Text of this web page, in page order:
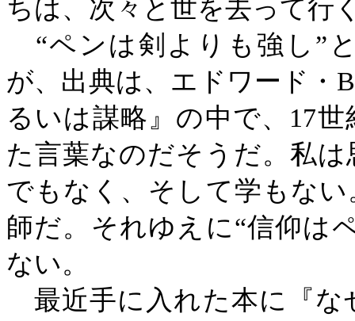
ちは、次々と世を去って行
“ペンは剣よりも強し”
が、出典は、エドワード・ B
るいは謀略』の中で、 17世
た言葉なのだそうだ。私
でもなく、そして学もな
師だ。それゆえに“信仰は
ない。
最近手に入れた本に『な